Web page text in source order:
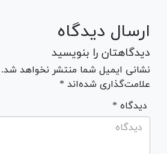
ارسال دیدگاه
دیدگاهتان را بنویسید
نشانی ایمیل شما منتشر نخواهد
علامت‌گذاری شده‌اند *
* دیدگاه